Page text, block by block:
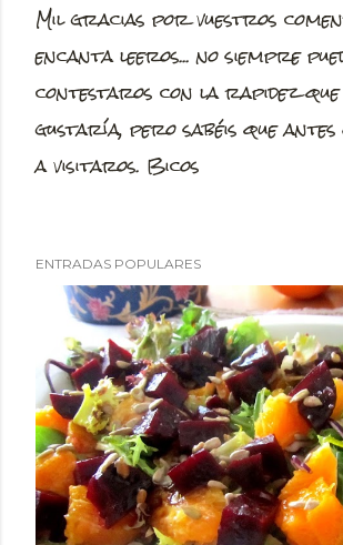
P
u
l
a
n
c
o
m
e
Mil gracias por vuestros
encanta leeros... no siempre
contestaros con la rapidez que
gustaría, pero sabéis que antes
a visitaros. Bicos
ENTRADAS POPULARES